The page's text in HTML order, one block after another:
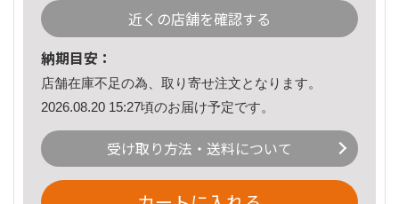
近くの店舗を確認する
納期目安：
店舗在庫不足の為、取り寄せ注文となります。
2026.08.20 15:27頃のお届け予定です。
受け取り方法・送料について